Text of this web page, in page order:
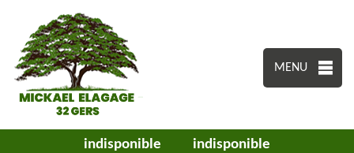
MENU
indisponible indisponible